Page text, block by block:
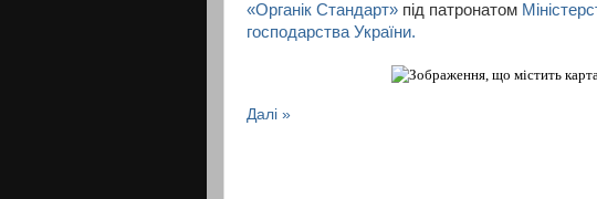
«Органік Стандарт» під патронатом
господарства України.
Далі »